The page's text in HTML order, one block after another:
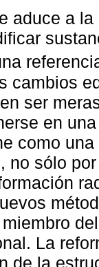
aduce a
cambios
ser
en
como
no sólo
La
de la